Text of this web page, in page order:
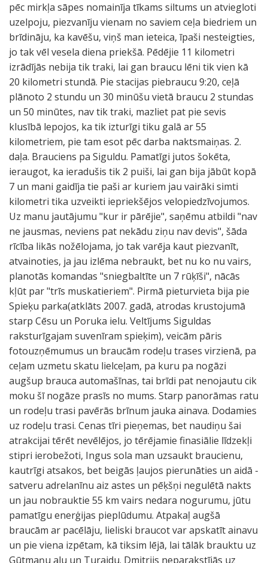
pēc mirkļa sāpes nomainīja tīkams siltums un atviegloti
uzelpoju, piezvanīju vienam no saviem ceļa biedriem un
brīdināju, ka kavēšu, viņš man ieteica, īpaši nesteigties,
jo tak vēl vesela diena priekšā. Pēdējie 11 kilometri
izrādījās nebija tik traki, lai gan braucu lēni tik vien kā
20 kilometri stundā. Pie stacijas piebraucu 9:20, ceļā
plānoto 2 stundu un 30 minūšu vietā braucu 2 stundas
un 50 minūtes, nav tik traki, mazliet pat pie sevis
klusībā lepojos, ka tik izturīgi tiku galā ar 55
kilometriem, pie tam esot pēc darba naktsmaiņas. 2.
daļa. Brauciens pa Siguldu. Pamatīgi jutos šokēta,
ieraugot, ka ieradušis tik 2 puiši, lai gan bija jābūt kopā
7 un mani gaidīja tie paši ar kuriem jau vairāki simti
kilometri tika uzveikti iepriekšējos velopiedzīvojumos.
Uz manu jautājumu "kur ir pārējie", saņēmu atbildi "nav
ne jausmas, neviens pat nekādu ziņu nav devis", šāda
rīcība likās nožēlojama, jo tak varēja kaut piezvanīt,
atvainoties, ja jau izlēma nebraukt, bet nu ko nu vairs,
planotās komandas "sniegbaltīte un 7 rūķīši", nācās
kļūt par "trīs muskatieriem". Pirmā pieturvieta bija pie
Spieķu parka(atklāts 2007. gadā, atrodas krustojumā
starp Cēsu un Poruka ielu. Veltījums Siguldas
raksturīgajam suvenīram spieķim), veicām pāris
fotouzņēmumus un braucām rodeļu trases virzienā, pa
ceļam uzmetu skatu lielceļam, pa kuru pa nogāzi
augšup brauca automašīnas, tai brīdi pat nenojautu cik
moku šī nogāze prasīs no mums. Starp panorāmas ratu
un rodeļu trasi pavērās brīnum jauka ainava. Dodamies
uz rodeļu trasi. Cenas tīri pieņemas, bet naudiņu šai
atrakcijai tērēt nevēlējos, jo tērējamie finasiālie līdzekļi
stipri ierobežoti, Ingus sola man uzsaukt braucienu,
kautrīgi atsakos, bet beigās ļaujos pierunāties un aidā -
satveru adrelanīnu aiz astes un pēķšņi negulētā nakts
un jau nobrauktie 55 km vairs nedara nogurumu, jūtu
pamatīgu enerģijas pieplūdumu. Atpakaļ augšā
braucām ar pacēlāju, lieliski braucot var apskatīt ainavu
un pie viena izpētam, kā tiksim lējā, lai tālāk brauktu uz
Gūtmaņu alu un Turaidu. Dmitrijs neparakstījās uz